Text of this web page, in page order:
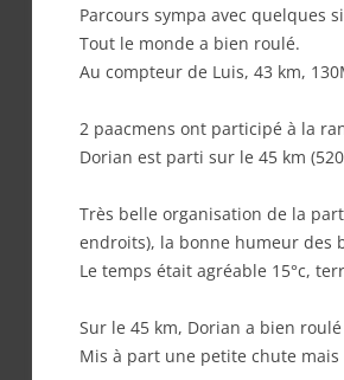
Parcours sympa avec quelques
Tout le monde a bien roulé.
Au compteur de Luis, 43 km,
2 paacmens ont participé à la
Dorian est parti sur le 45 km
Très belle organisation de la
endroits), la bonne humeur des
Le temps était agréable 15°c,
Sur le 45 km, Dorian a bien roulé
Mis à part une petite chute